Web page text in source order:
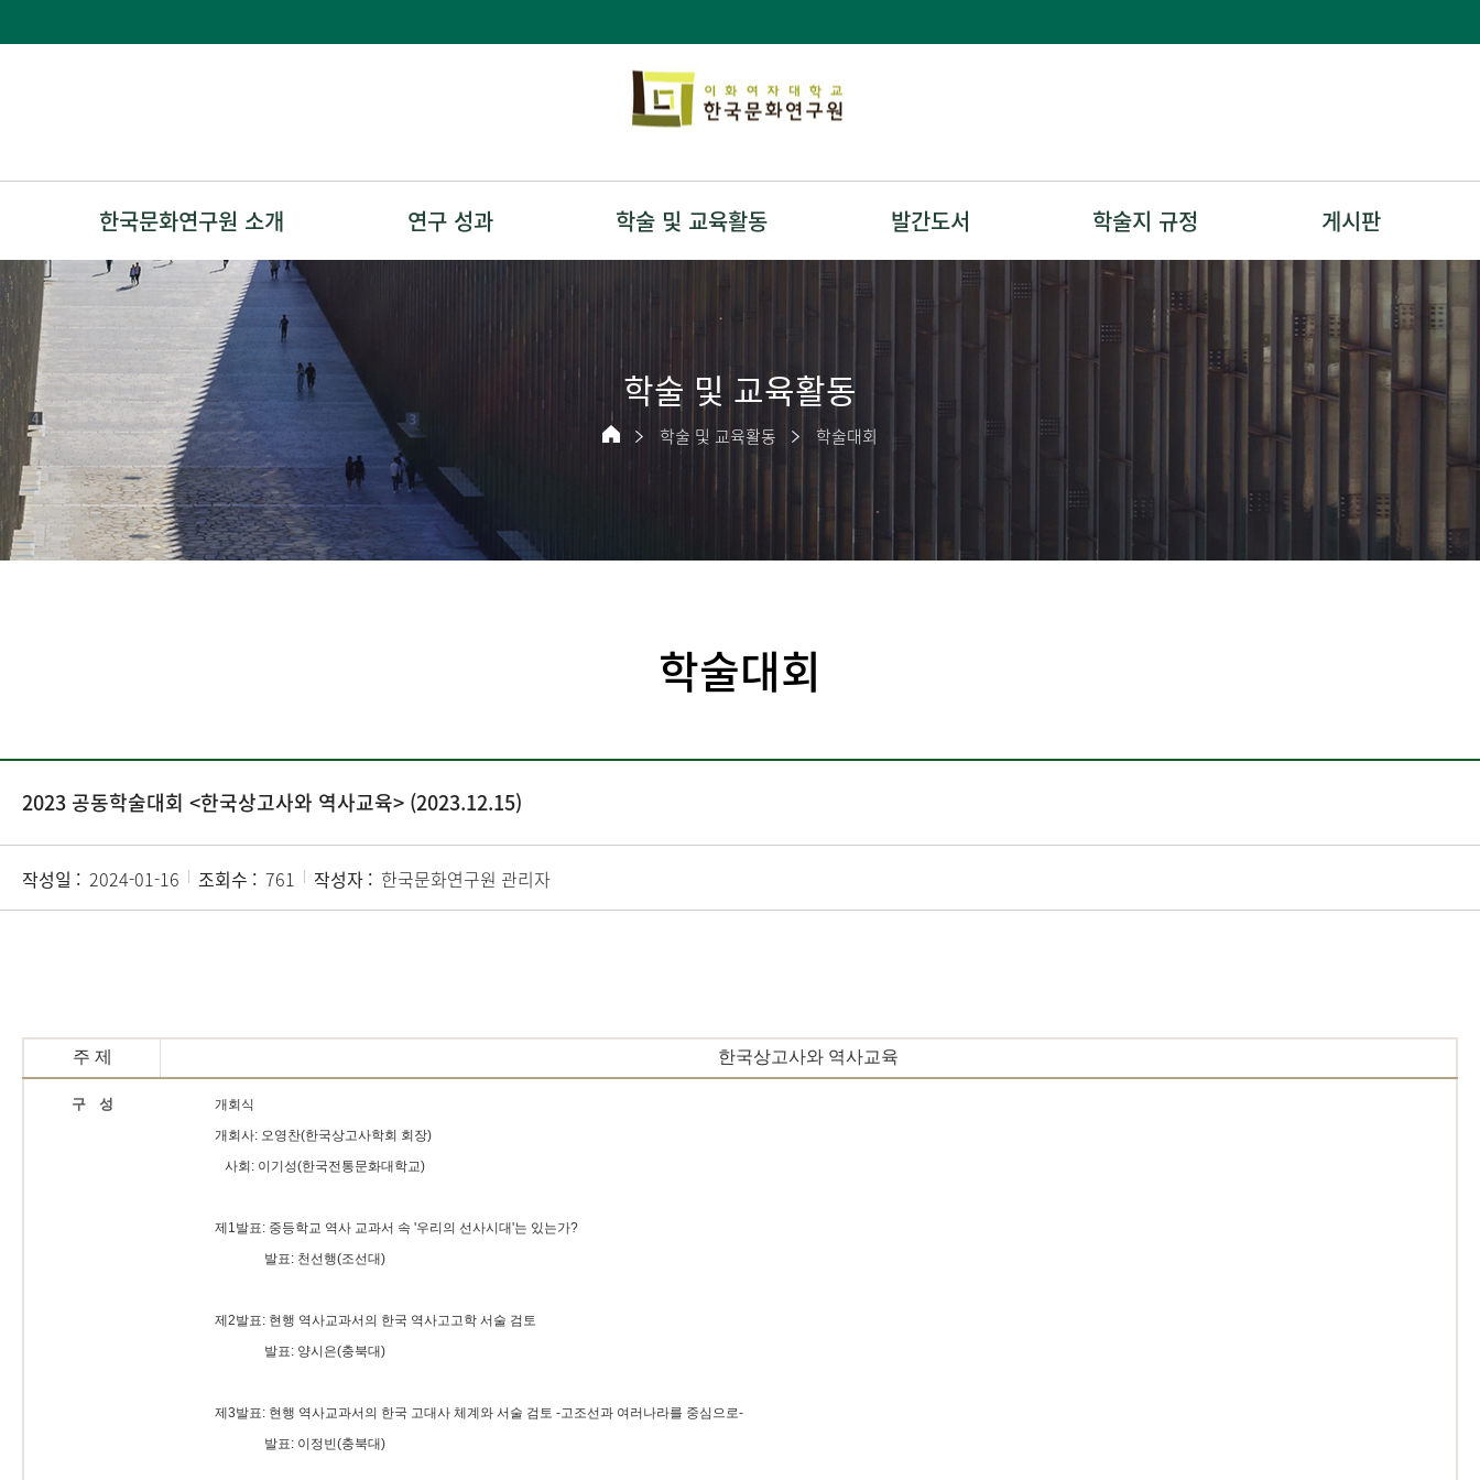
한국문화연구원 소개 연구 성과 학술 및 교육활동 발간도서 학술지 규정 게시판
학술 및 교육활동
학술 및 교육활동 학술대회
학술대회
2023 공동학술대회 <한국상고사와 역사교육> (2023.12.15)
작성일 : 2024-01-16 조회수 : 761 작성자 : 한국문화연구원 관리자
주 제 한국상고사와 역사교육
구 성
개회식
개회사: 오영찬(한국상고사학회 회장)
사회: 이기성(한국전통문화대학교)
제1발표: 중등학교 역사 교과서 속 '우리의 선사시대'는 있는가?
발표: 천선행(조선대)
제2발표: 현행 역사교과서의 한국 역사고고학 서술 검토
발표: 양시은(충북대)
제3발표: 현행 역사교과서의 한국 고대사 체계와 서술 검토 -고조선과 여러나라를 중심으로-
발표: 이정빈(충북대)